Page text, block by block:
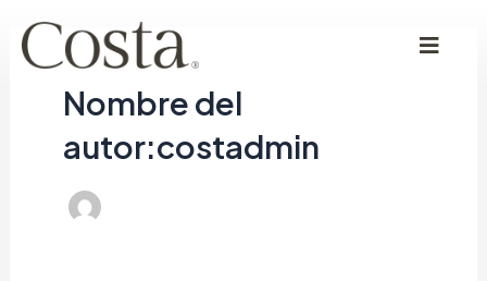
Nombre del
autor:costadmin